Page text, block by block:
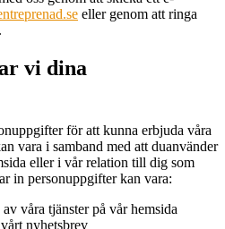
eller genom att ringa
vi dina
för att kunna erbjuda våra
vara i samband med att duanvänder
eller i vår relation till dig som
in personuppgifter kan vara:
våra tjänster på vår hemsida
nyhetsbrev